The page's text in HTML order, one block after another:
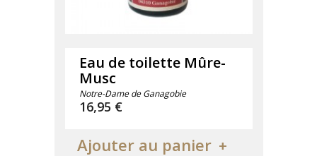
Eau de toilette Mûre-
Musc
Notre-Dame de Ganagobie
Prix
16,95 €
Ajouter au panier